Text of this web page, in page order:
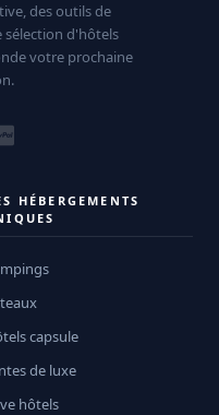
des outils de
sélection d'hôtels
votre prochaine
HÉBERGEMENTS
capsule
de luxe
hôtels